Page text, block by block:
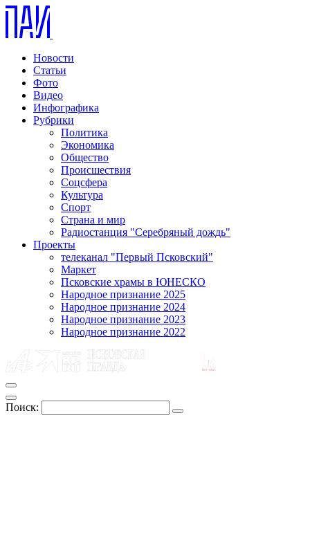
Новости
Статьи
Фото
Видео
Инфографика
Рубрики
Политика
Экономика
Общество
Происшествия
Соцсфера
Культура
Спорт
Страна и мир
Радиостанция "Серебряный дождь"
Проекты
телеканал "Первый Псковский"
Маркет
Псковские храмы в ЮНЕСКО
Народное признание 2025
Народное признание 2024
Народное признание 2023
Народное признание 2022
Поиск: